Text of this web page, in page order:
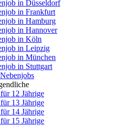
in Düsseldorf
in Frankfurt
in Hamburg
in Hannover
in Köln
in Leipzig
in München
in Stuttgart
12 Jährige
13 Jährige
14 Jährige
15 Jährige